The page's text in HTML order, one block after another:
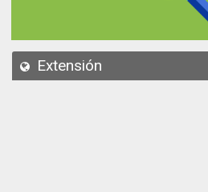
API
Extensión